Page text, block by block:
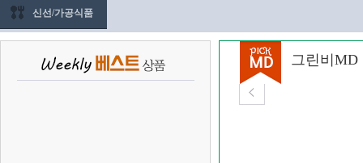
신선/가공식품
그린비MD